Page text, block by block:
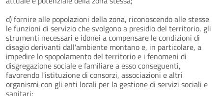
d) fornire alle popolazioni della zona, riconoscendo alle stesse
le funzioni di servizio che svolgono a presidio del territorio, gli
strumenti necessari e idonei a compensare le condizioni di
disagio derivanti dall'ambiente montano e, in particolare, a
impedire lo spopolamento del territorio e i fenomeni di
disgregazione sociale e familiare a esso conseguenti,
favorendo l'istituzione di consorzi, associazioni e altri
organismi con gli enti locali per la gestione di servizi sociali e
sanitari;